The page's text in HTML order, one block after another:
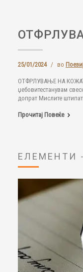
25/01/2024 / во
ОТФРЛУВАЊЕ НА
џебовитестанувам
допрат Мислите
Прочитај Повеќе
ЕЛЕМЕНТИ